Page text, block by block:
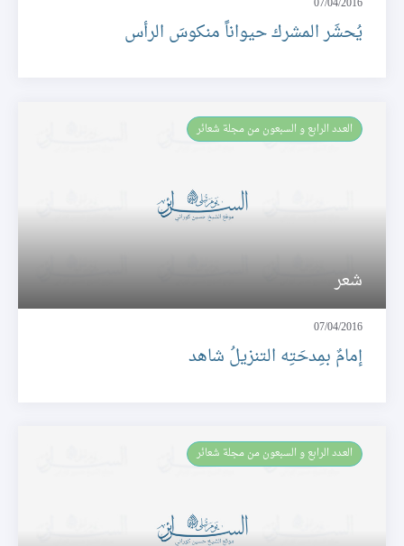
يُحشَر المشرك حيواناً منكوسَ الرأس
العـدد الرابع و السبعون من مجلة شعائر
شعر
07/04/2016
إمامٌ بمِدحَتِه التنزيلُ شاهد
العـدد الرابع و السبعون من مجلة شعائر